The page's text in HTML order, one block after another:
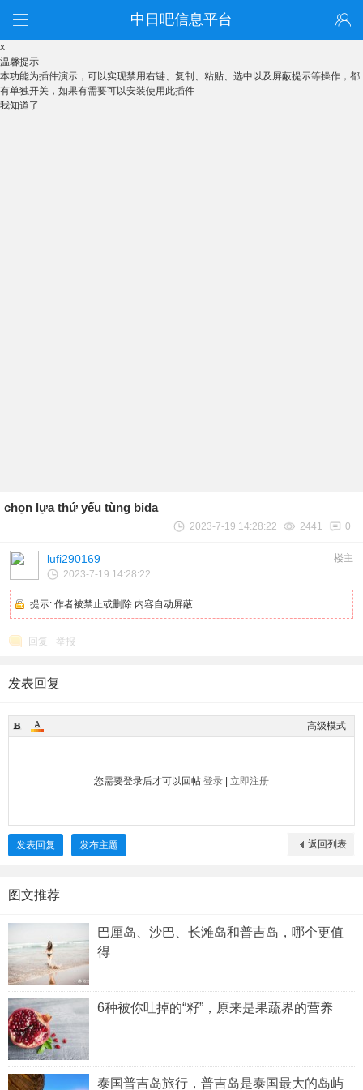
中日吧信息平台
x
温馨提示
本功能为插件演示，可以实现禁用右键、复制、粘贴、选中以及屏蔽提示等操作，都
有单独开关，如果有需要可以安装使用此插件
我知道了
chọn lựa thứ yếu tùng bida
2023-7-19 14:28:22 2441 0
lufi290169
楼主
2023-7-19 14:28:22
提示: 作者被禁止或删除 内容自动屏蔽
回复 举报
发表回复
高级模式
您需要登录后才可以回帖 登录 立即注册
返回列表
发表回复 发布主题
图文推荐
巴厘岛、沙巴、长滩岛和普吉岛，哪个更值
得
6种被你吐掉的“籽”，原来是果蔬界的营养
泰国普吉岛旅行，普吉岛是泰国最大的岛屿